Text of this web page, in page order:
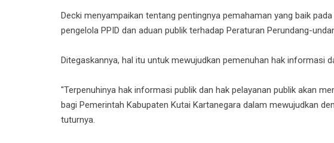
Decki menyampaikan tentang pentingnya pemahaman yang baik
pengelola PPID dan aduan publik terhadap Peraturan Perundang-
Ditegaskannya, hal itu untuk mewujudkan pemenuhan hak informasi
"Terpenuhinya hak informasi publik dan hak pelayanan publik akan
bagi Pemerintah Kabupaten Kutai Kartanegara dalam mewujudkan
tuturnya.